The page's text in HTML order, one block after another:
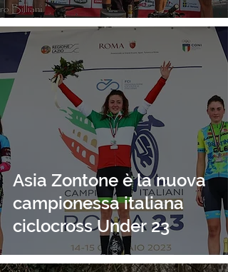
Asia Zontone è la nuova
campionessa italiana
ciclocross Under 23